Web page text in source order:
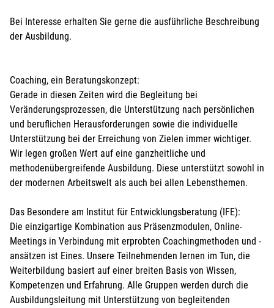
Bei Interesse erhalten Sie gerne die ausführliche Beschreibung
der Ausbildung.
Coaching, ein Beratungskonzept:
Gerade in diesen Zeiten wird die Begleitung bei
Veränderungsprozessen, die Unterstützung nach persönlichen
und beruflichen Herausforderungen sowie die individuelle
Unterstützung bei der Erreichung von Zielen immer wichtiger.
Wir legen großen Wert auf eine ganzheitliche und
methodenübergreifende Ausbildung. Diese unterstützt sowohl in
der modernen Arbeitswelt als auch bei allen Lebensthemen.
Das Besondere am Institut für Entwicklungsberatung (IFE):
Die einzigartige Kombination aus Präsenzmodulen, Online-
Meetings in Verbindung mit erprobten Coachingmethoden und -
ansätzen ist Eines. Unsere Teilnehmenden lernen im Tun, die
Weiterbildung basiert auf einer breiten Basis von Wissen,
Kompetenzen und Erfahrung. Alle Gruppen werden durch die
Ausbildungsleitung mit Unterstützung von begleitenden